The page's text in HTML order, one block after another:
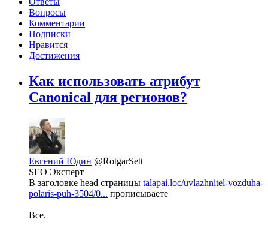
Вопросы
Комментарии
Подписки
Нравится
Достижения
Как использовать атрибут
Canonical для регионов?
Евгений Юдин @RotgarSett
SEO Эксперт
В заголовке head страницы talapai.loc/uvlazhnitel-vozduha-
polaris-puh-3504/0... прописываете
Все.